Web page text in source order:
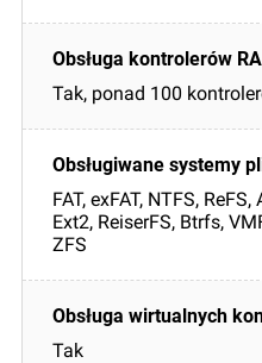
Tak, ponad 100
FAT, exFAT, NTFS,
Ext2, ReiserFS, Btrfs,
ZFS
Tak